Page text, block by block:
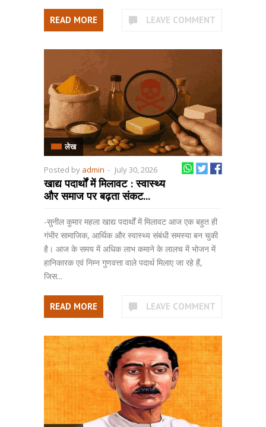
READ MORE LEAVE COMMENT
लेख
Posted by admin - July 30, 2026
खाद्य पदार्थों में मिलावट : स्वास्थ्य
और समाज पर बढ़ता संकट...
-सुनील कुमार महला खाद्य पदार्थों में मिलावट आज एक बहुत ही
गंभीर सामाजिक, आर्थिक और स्वास्थ्य संबंधी समस्या बन चुकी
है। आज के समय में अधिक लाभ कमाने के लालच में भोजन में
हानिकारक एवं निम्न गुणवत्ता वाले पदार्थ मिलाए जा रहे हैं,
जिस...
READ MORE LEAVE COMMENT